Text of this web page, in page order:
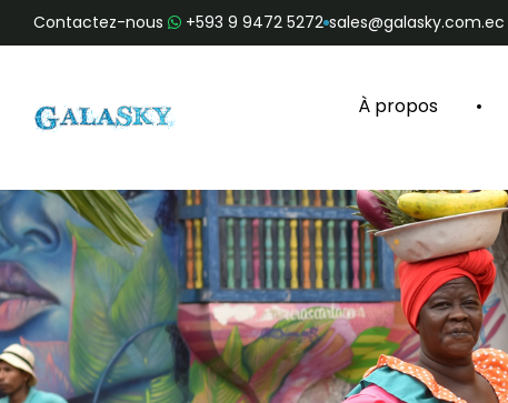
Contactez-nous +593 9 9472 5272 sales@galasky.com.ec
À propos